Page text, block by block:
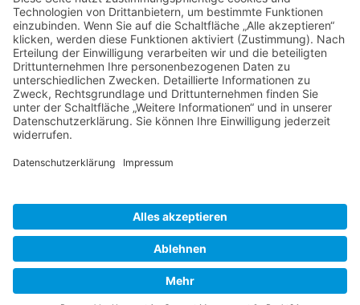
© 2026 SeilTechnikUlm GmbH. Alle Rechte
Impressum
Datenschutz
AGB Kontakt